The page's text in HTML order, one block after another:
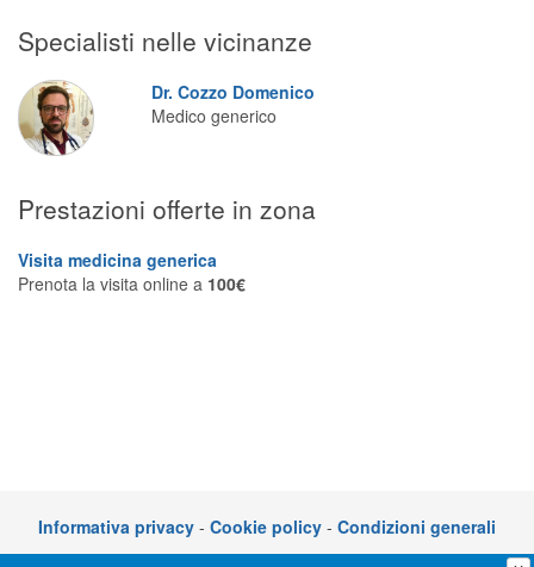
Teleconsulto
Specialisti nelle vicinanze
Dr. Cozzo Domenico
Medico generico
Prestazioni offerte in zona
Visita medicina generica
Prenota la visita online a 100€
Informativa privacy - Cookie policy - Condizioni generali